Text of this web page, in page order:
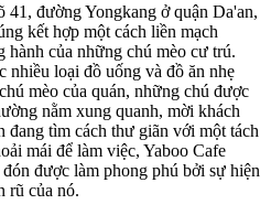
41, đường Yongkang ở quận Da'an,
kết hợp một cách liền mạch
của những chú mèo cư trú.
nhiều loại đồ uống và đồ ăn nhẹ
mèo của quán, những chú được
nằm xung quanh, mời khách
đang tìm cách thư giãn với một tách
mái để làm việc, Yaboo Cafe
được làm phong phú bởi sự hiện
rũ của nó.